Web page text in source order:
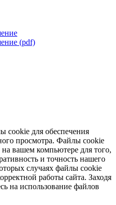
(pdf)
cookie для обеспечения
просмотра. Файлы cookie
вашем компьютере для того,
и точность нашего
случаях файлы cookie
работы сайта. Заходя
на использование файлов